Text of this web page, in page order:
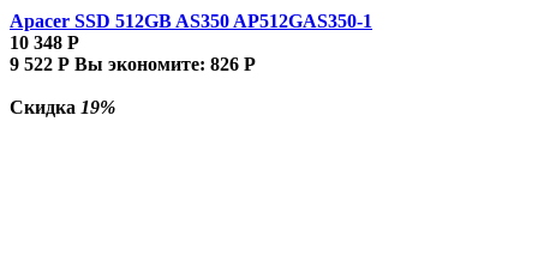
Apacer SSD 512GB AS350 AP512GAS350-1
10 348 Р
9 522 Р Вы экономите: 826 Р
Скидка 19%